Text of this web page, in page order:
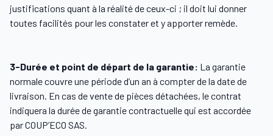
justifications quant à la réalité de ceux-ci ; il doit lui donner
toutes facilités pour les constater et y apporter remède.
3-Durée et point de départ de la garantie: La garantie
normale couvre une période d’un an à compter de la date de
livraison. En cas de vente de pièces détachées, le contrat
indiquera la durée de garantie contractuelle qui est accordée
par COUP’ECO SAS.